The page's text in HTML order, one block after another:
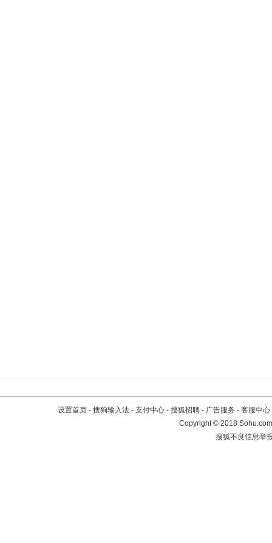
设置首页 - 搜狗输入法 - 支付中心 - 搜狐招聘 - 广告服务 - 客服中心
Copyright©2018
搜狐不良信息举